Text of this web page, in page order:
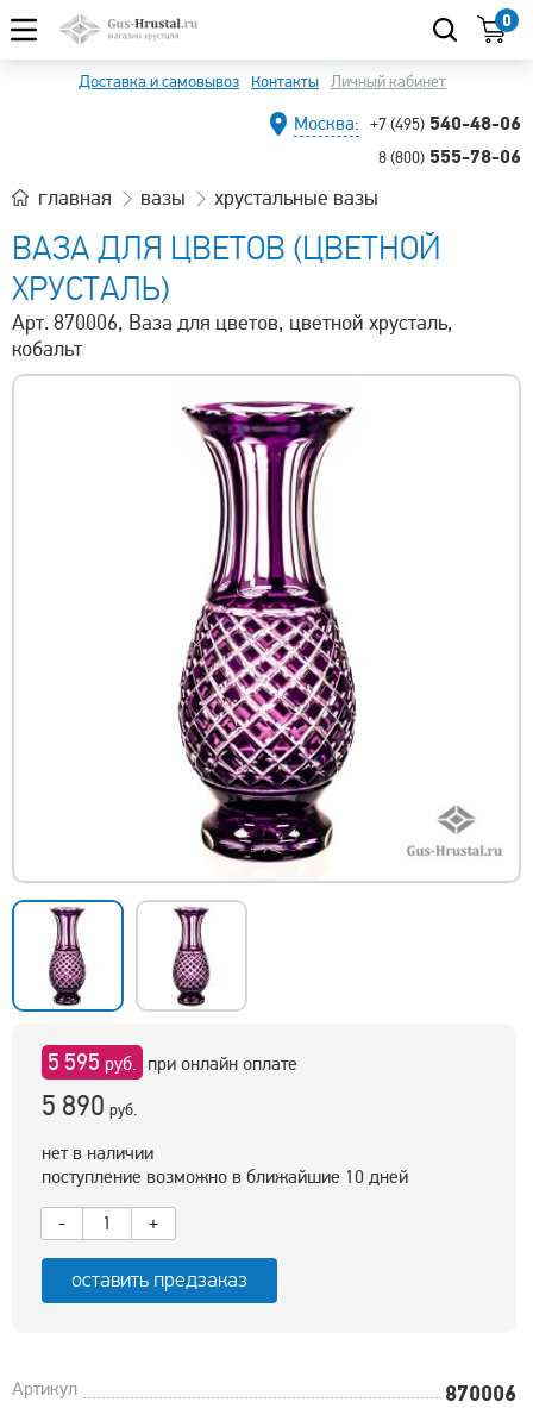
0
Доставка и самовывоз Контакты Личный кабинет
Москва: +7 (495) 540-48-06
8 (800) 555-78-06
главная вазы хрустальные вазы
ВАЗА ДЛЯ ЦВЕТОВ (ЦВЕТНОЙ
ХРУСТАЛЬ)
Арт. 870006, Ваза для цветов, цветной хрусталь,
кобальт
5 595 руб. при онлайн оплате
5 890 руб.
нет в наличии
поступление возможно в ближайшие 10 дней
-
+
оставить предзаказ
Артикул 870006